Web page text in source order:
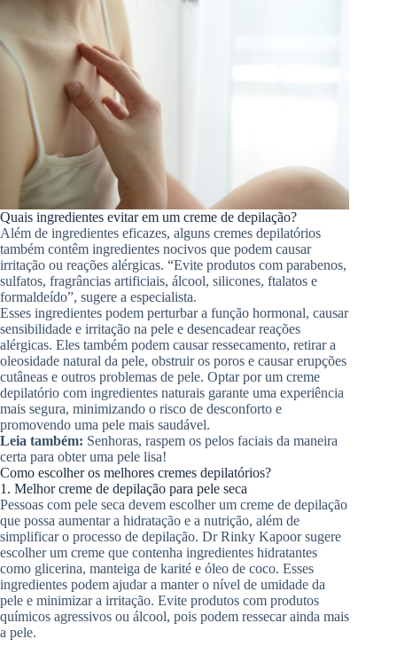
Quais ingredientes evitar em um creme de depilação?
Além de ingredientes eficazes, alguns cremes depilatórios
também contêm ingredientes nocivos que podem causar
irritação ou reações alérgicas. “Evite produtos com parabenos,
sulfatos, fragrâncias artificiais, álcool, silicones, ftalatos e
formaldeído”, sugere a especialista.
Esses ingredientes podem perturbar a função hormonal, causar
sensibilidade e irritação na pele e desencadear reações
alérgicas. Eles também podem causar ressecamento, retirar a
oleosidade natural da pele, obstruir os poros e causar erupções
cutâneas e outros problemas de pele. Optar por um creme
depilatório com ingredientes naturais garante uma experiência
mais segura, minimizando o risco de desconforto e
promovendo uma pele mais saudável.
Leia também: Senhoras, raspem os pelos faciais da maneira
certa para obter uma pele lisa!
Como escolher os melhores cremes depilatórios?
1. Melhor creme de depilação para pele seca
Pessoas com pele seca devem escolher um creme de depilação
que possa aumentar a hidratação e a nutrição, além de
simplificar o processo de depilação. Dr Rinky Kapoor sugere
escolher um creme que contenha ingredientes hidratantes
como glicerina, manteiga de karité e óleo de coco. Esses
ingredientes podem ajudar a manter o nível de umidade da
pele e minimizar a irritação. Evite produtos com produtos
químicos agressivos ou álcool, pois podem ressecar ainda mais
a pele.